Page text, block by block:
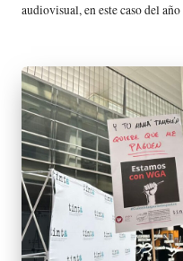
audiovisual, en este caso del